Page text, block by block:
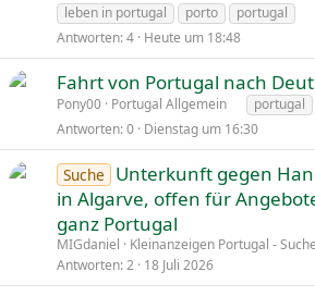
leben in portugal
porto
portugal
Antworten 4 Heute um 18:48
Fahrt von Portugal nach
Pony00 Portugal Allgemein
portugal
Antworten 0 Dienstag um 16:30
Suche
Unterkunft gegen
in Algarve, offen für
ganz Portugal
MIGdaniel
Kleinanzeigen Portugal - Suche
Antworten 2 18 Juli 2026